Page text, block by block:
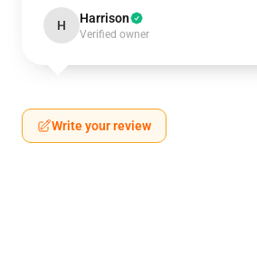
H Harrison
Verified owner
Write your review